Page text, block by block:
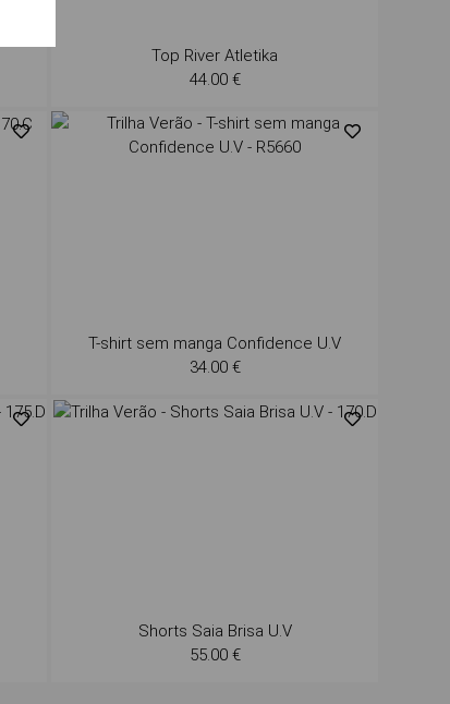
Top River Atletika
44.00 €
T-shirt sem manga Confidence U.V
34.00 €
Shorts Saia Brisa U.V
55.00 €